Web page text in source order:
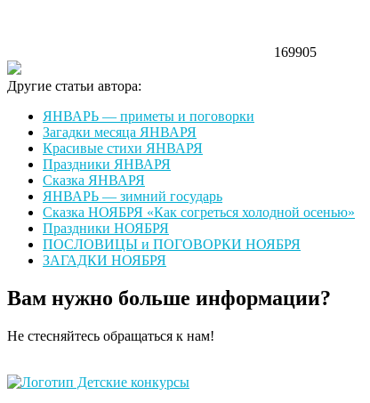
169905
Другие статьи автора:
ЯНВАРЬ — приметы и поговорки
Загадки месяца ЯНВАРЯ
Красивые стихи ЯНВАРЯ
Праздники ЯНВАРЯ
Сказка ЯНВАРЯ
ЯНВАРЬ — зимний государь
Сказка НОЯБРЯ «Как согреться холодной осенью»
Праздники НОЯБРЯ
ПОСЛОВИЦЫ и ПОГОВОРКИ НОЯБРЯ
ЗАГАДКИ НОЯБРЯ
Вам нужно больше информации?
Не стесняйтесь обращаться к нам!